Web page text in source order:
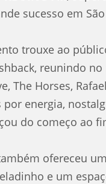
sucesso em
trouxe ao
reunindo
The Horses,
por energia,
do começo ao
ofereceu
e um